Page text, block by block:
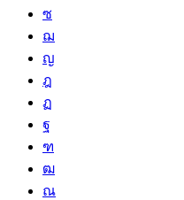
ซ
ฌ
ญ
ฎ
ฏ
ฐ
ฑ
ฒ
ณ